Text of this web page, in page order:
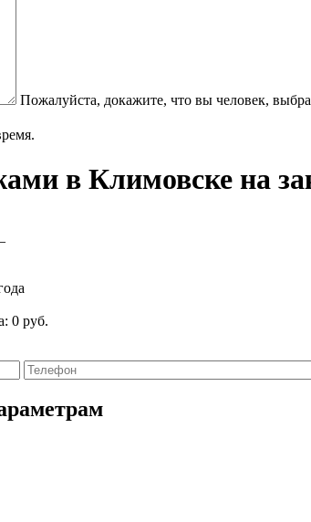
Пожалуйста, докажите, что вы человек,
в Климовске на
0 руб.